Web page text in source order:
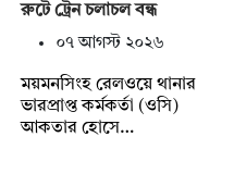
রুটে ট্রেন চলাচল বন্ধ
০৭ আগস্ট ২০২৬
ময়মনসিংহ রেলওয়ে থানার
ভারপ্রাপ্ত কর্মকর্তা (ওসি)
আকতার হোসে…